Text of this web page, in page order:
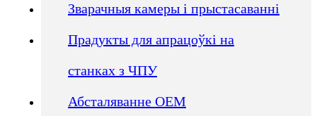
Зварачныя камеры і прыстасаванні
Прадукты для апрацоўкі на
станках з ЧПУ
Абсталяванне OEM